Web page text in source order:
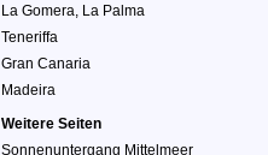
La Gomera, La Palma
Teneriffa
Gran Canaria
Madeira
Weitere Seiten
Sonnenuntergang Mittelmeer